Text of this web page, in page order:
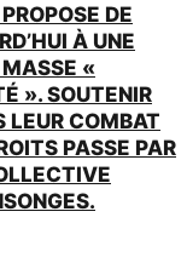
DE
À UNE
«
». SOUTENIR
LEUR COMBAT
PASSE PAR